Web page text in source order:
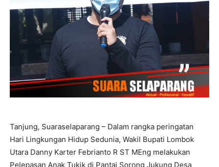
Tanjung, Suaraselaparang – Dalam rangka peringatan
Hari Lingkungan Hidup Sedunia, Wakil Bupati Lombok
Utara Danny Karter Febrianto R ST MEng melakukan
Pelepasan Anak Tukik di Pantai Sorong Jukung Desa